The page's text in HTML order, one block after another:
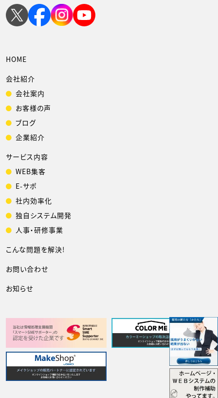
HOME
会社紹介
会社案内
お客様の声
ブログ
企業紹介
サービス内容
WEB集客
E-サポ
社内効率化
独自システム開発
人事・研修事業
こんな問題を解決!
お問い合わせ
お知らせ